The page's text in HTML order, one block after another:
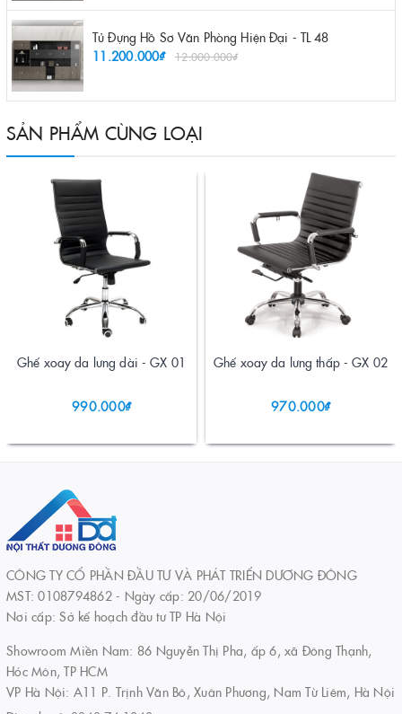
Tủ Đựng Hồ Sơ Văn Phòng Hiện Đại - TL 48
11.200.000₫
12.000.000₫
SẢN PHẨM CÙNG LOẠI
Ghế xoay da lưng dài - GX 01
990.000₫
Ghế xoay da lưng thấp - GX 02
970.000₫
CÔNG TY CỔ PHẦN ĐẦU TƯ VÀ PHÁT TRIỂN DƯƠNG ĐÔNG
MST: 0108794862 - Ngày cấp: 20/06/2019
Nơi cấp: Sở kế hoạch đầu tư TP Hà Nội
Showroom Miền Nam: 86 Nguyễn Thị Pha, ấp 6, xã Đông Thạnh,
Hóc Môn, TP HCM
VP Hà Nội: A11 P. Trịnh Văn Bô, Xuân Phương, Nam Từ Liêm, Hà Nội